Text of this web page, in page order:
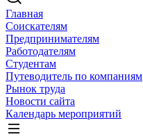
Главная
Соискателям
Предпринимателям
Работодателям
Студентам
Путеводитель по компаниям
Рынок труда
Новости сайта
Календарь мероприятий